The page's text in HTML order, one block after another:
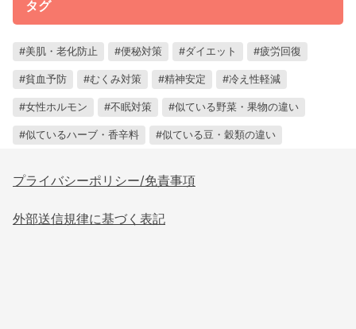
タグ
美肌・老化防止 便秘対策 ダイエット 疲労回復
貧血予防 むくみ対策 精神安定 冷え性軽減
女性ホルモン 不眠対策 似ている野菜・果物の違い
似ているハーブ・香辛料 似ている豆・穀類の違い
プライバシーポリシー/免責事項
外部送信規律に基づく表記